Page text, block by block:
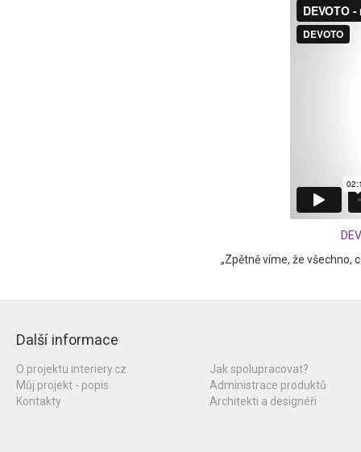
„Zpětně víme, že všechno,
Další informace
O projektu interiery.cz
Můj projekt - popis
Kontakty
Jak spolupracovat?
Administrace produktů
Architekti a designéři